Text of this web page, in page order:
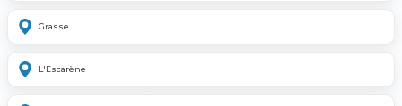
Grasse
L'Escarène